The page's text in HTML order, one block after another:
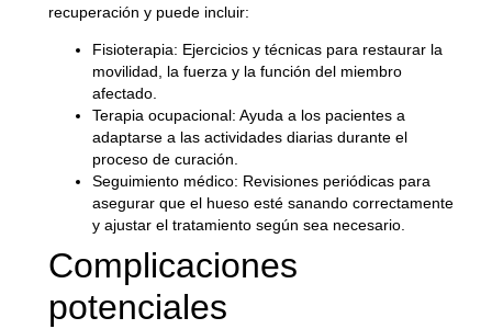
recuperación y puede incluir:
Fisioterapia: Ejercicios y técnicas para restaurar la
movilidad, la fuerza y la función del miembro
afectado.
Terapia ocupacional: Ayuda a los pacientes a
adaptarse a las actividades diarias durante el
proceso de curación.
Seguimiento médico: Revisiones periódicas para
asegurar que el hueso esté sanando correctamente
y ajustar el tratamiento según sea necesario.
Complicaciones
potenciales